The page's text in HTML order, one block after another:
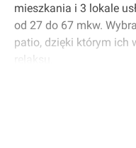
mieszkania i 3 lokale
od 27 do 67 mkw.
patio, dzięki którym ich
relaksu.